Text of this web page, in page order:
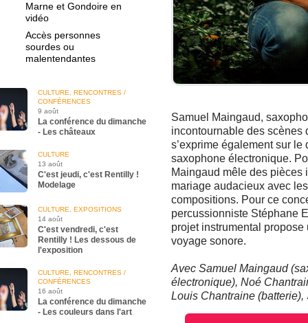
Marne et Gondoire en
vidéo
Accès personnes
sourdes ou
malentendantes
CULTURE, RENCONTRES /
CONFÉRENCES
9 août
La conférence du dimanche
- Les châteaux
CULTURE
13 août
C'est jeudi, c'est Rentilly !
Modelage
CULTURE, EXPOSITIONS
14 août
C'est vendredi, c'est
Rentilly ! Les dessous de
l'exposition
CULTURE, RENCONTRES /
CONFÉRENCES
16 août
La conférence du dimanche
- Les couleurs dans l'art
Samuel Maingaud,
incontournable des scènes
s’exprime également sur
saxophone électronique.
Maingaud mêle des pièces
mariage audacieux avec
compositions. Pour ce
percussionniste Stéphane
projet instrumental
voyage sonore.
Avec Samuel Maingaud
électronique), Noé
Louis Chantraine